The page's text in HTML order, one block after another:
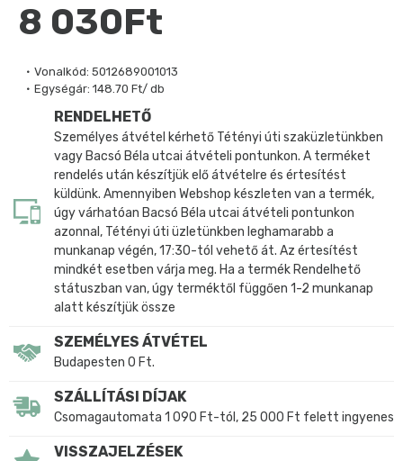
Vonalkód: 5012689001013
Egységár: 148.70 Ft/ db
8 030Ft
RENDELHETŐ
Személyes átvétel kérhető Tétényi úti szaküzletünkben
vagy Bacsó Béla utcai átvételi pontunkon. A terméket
rendelés után készítjük elő átvételre és értesítést
küldünk. Amennyiben Webshop készleten van a termék,
úgy várhatóan Bacsó Béla utcai átvételi pontunkon
azonnal, Tétényi úti üzletünkben leghamarabb a
munkanap végén, 17:30-tól vehető át. Az értesítést
mindkét esetben várja meg. Ha a termék Rendelhető
státuszban van, úgy terméktől függően 1-2 munkanap
alatt készítjük össze
SZEMÉLYES ÁTVÉTEL
Budapesten 0 Ft.
SZÁLLÍTÁSI DÍJAK
Csomagautomata 1 090 Ft-tól, 25 000 Ft felett ingyenes
VISSZAJELZÉSEK